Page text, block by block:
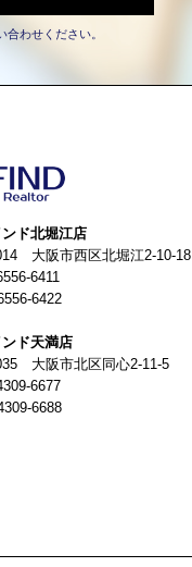
わせください。
ンド北堀江店
大阪市西区北堀江2-10-18
6411
6422
ンド天満店
大阪市北区同心2-11-5
6677
6688